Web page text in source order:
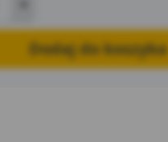
Dodaj do koszyka